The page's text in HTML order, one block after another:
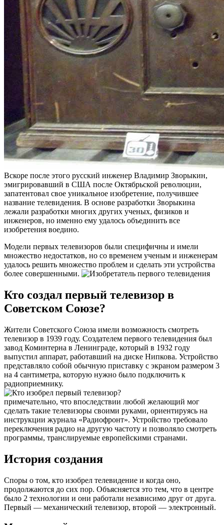
Вскоре после этого русский инженер Владимир Зворыкин,
эмигрировавший в США после Октябрьской революции,
запатентовал свое уникальное изобретение, получившее
название телевидения. В основе разработки Зворыкина
лежали разработки многих других ученых, физиков и
инженеров, но именно ему удалось объединить все
изобретения воедино.
Модели первых телевизоров были специфичны и имели
множество недостатков, но со временем ученым и инженерам
удалось решить множество проблем и сделать эти устройства
более совершенными.
Кто создал первый телевизор в
Советском Союзе?
Жители Советского Союза имели возможность смотреть
телевизор в 1939 году. Создателем первого телевидения был
завод Коминтерна в Ленинграде, который в 1932 году
выпустил аппарат, работавший на диске Нипкова. Устройство
представляло собой обычную приставку с экраном размером 3
на 4 сантиметра, которую нужно было подключить к
радиоприемнику.
примечательно, что впоследствии любой желающий мог
сделать такие телевизоры своими руками, ориентируясь на
инструкции журнала «Радиофронт». Устройство требовало
переключения радио на другую частоту и позволяло смотреть
программы, транслируемые европейскими странами.
История создания
Споры о том, кто изобрел телевидение и когда оно,
продолжаются до сих пор. Объясняется это тем, что в центре
было 2 технологии и они работали независимо друг от друга.
Первый — механический телевизор, второй — электронный.